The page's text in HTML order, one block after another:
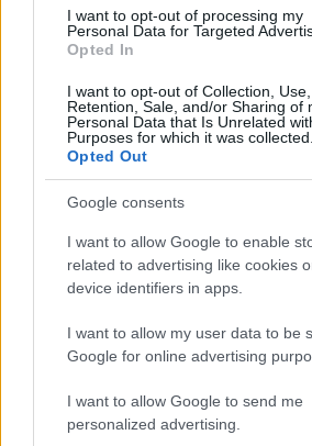
I want to opt-out of processing my
Personal Data for Targeted
Opted In
I want to opt-out of Collection, Use,
Retention, Sale, and/or Sharing of
Personal Data that Is Unrelated
Purposes for which it was collected.
Opted Out
Google consents
I want to allow Google to enable
related to advertising like cookies
device identifiers in apps.
I want to allow my user data to be
Google for online advertising
I want to allow Google to send me
personalized advertising.
ÉLETMENTÉS FÜSTMÉRGEZÉS
Népszerű